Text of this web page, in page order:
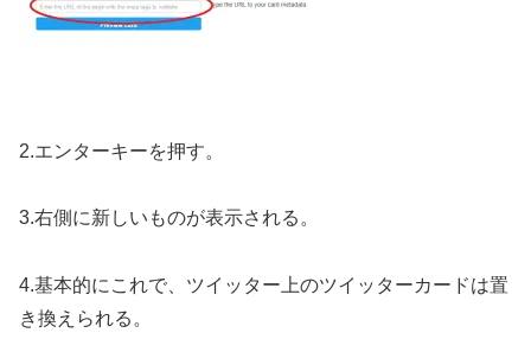
2.エンターキーを押す。
3.右側に新しいものが表示される。
4.基本的にこれで、ツイッター上のツイッターカードは置
き換えられる。